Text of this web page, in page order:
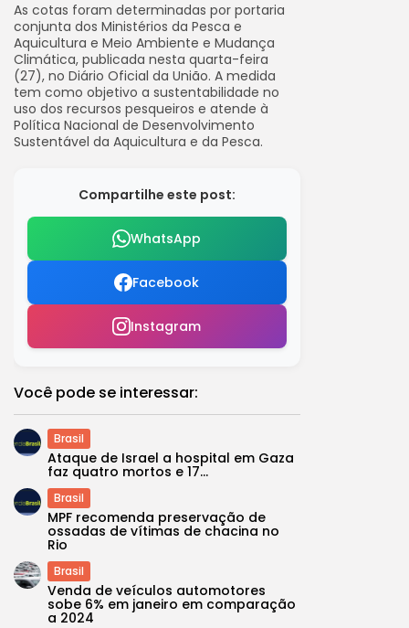
As cotas foram determinadas por portaria
conjunta dos Ministérios da Pesca e
Aquicultura e Meio Ambiente e Mudança
Climática, publicada nesta quarta-feira
(27), no Diário Oficial da União. A medida
tem como objetivo a sustentabilidade no
uso dos recursos pesqueiros e atende à
Política Nacional de Desenvolvimento
Sustentável da Aquicultura e da Pesca.
Compartilhe este post:
WhatsApp
Facebook
Instagram
Você pode se interessar:
Brasil
Ataque de Israel a hospital em Gaza
faz quatro mortos e 17...
Brasil
MPF recomenda preservação de
ossadas de vítimas de chacina no
Rio
Brasil
Venda de veículos automotores
sobe 6% em janeiro em comparação
a 2024